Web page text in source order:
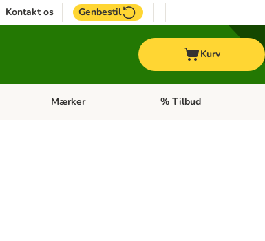
Kontakt os Genbestil
Kurv
Hest Åben kategori menu: Diætfoder
Mærker Åben kategori menu:
% Tilbud